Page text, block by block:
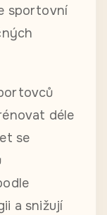
sportovní
déle
se
a snižují